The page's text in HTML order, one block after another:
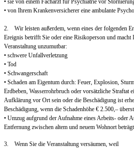
• sie von einem Facharzt für Psychiatrie vor
• von Ihrem Krankenversicherer eine ambulante
2. Wir leisten außerdem, wenn eines der folgenden
Ereignis betrifft Sie oder eine Risikoperson und macht
Veranstaltung unzumutbar:
• schwere Unfallverletzung
• Tod
• Schwangerschaft
• Schaden am Eigentum durch: Feuer, Explosion,
Erdbeben, Wasserrohrbruch oder vorsätzliche Straftat
Aufklärung vor Ort sein oder die Beschädigung ist
Beschädigung, wenn die Schadenhöhe € 2.500,–
• Umzug aufgrund der Aufnahme eines Arbeits- oder
Entfernung zwischen altem und neuem Wohnort
3. Wenn Sie die Veranstaltung versäumen, weil